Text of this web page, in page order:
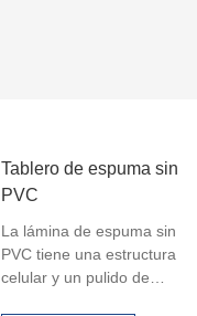
Tablero de espuma sin
PVC
La lámina de espuma sin
PVC tiene una estructura
celular y un pulido de